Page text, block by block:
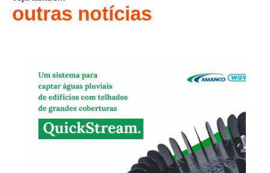
outras notícias